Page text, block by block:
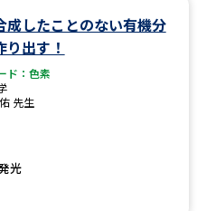
る
成したことのない有機分
り出す！
ド：色素
先生
光